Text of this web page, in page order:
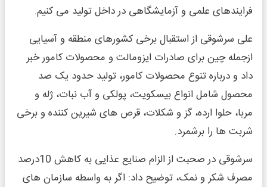
فرایندهای علمی و آزمایشگاهی در داخل تولید می کنیم.
علی سرشوقی از استقبال برخی کشورهای منطقه و آسیایی
ازجمله چین برای صادرات ایزومالت و محصولات کامور خبر
داد و درباره تنوع محصولات کامور، تولید حدود یک صد
محصول شامل انواع بیسکویت، پولکی و آب نبات، ژله و
مربا، حلوا ارده، گز و شکلات، قرص های شیرین کننده و برخی
شربت ها را برشمرد.
سرشوقی در صحبت از الزام صنایع عذایی به کاهش 10درصد
مصرف شکر و نمک، توضیح داد: اگر به واسطه سازمان های